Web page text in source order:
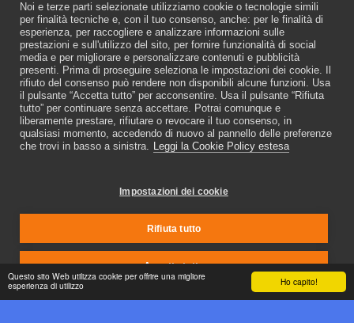
Ho capito!
Questo sito Web utilizza cookie per offrire una migliore
esperienza di utilizzo
TSUGUMOMO #04
7.90€
Nippon Shock
Copyright © 2026 Tutti i diritti riservati
Noi e terze parti selezionate utilizziamo cookie o tecnologie simili
per finalità tecniche e, con il tuo consenso, anche: per le finalità di
esperienza, per raccogliere e analizzare informazioni sulle
prestazioni e sull'utilizzo del sito, per fornire funzionalità di social
media e per migliorare e personalizzare contenuti e pubblicità
presenti. Prima di proseguire seleziona le impostazioni dei cookie. Il
rifiuto del consenso può rendere non disponibili alcune funzioni. Usa
il pulsante “Accetta tutto” per acconsentire. Usa il pulsante “Rifiuta
tutto” per continuare senza accettare. Potrai comunque e
liberamente prestare, rifiutare o revocare il tuo consenso, in
qualsiasi momento, accedendo di nuovo al pannello delle preferenze
che trovi in basso a sinistra. Leggi la Cookie Policy estesa
Impostazioni dei cookie
Rifiuta tutto
Accetta tutto